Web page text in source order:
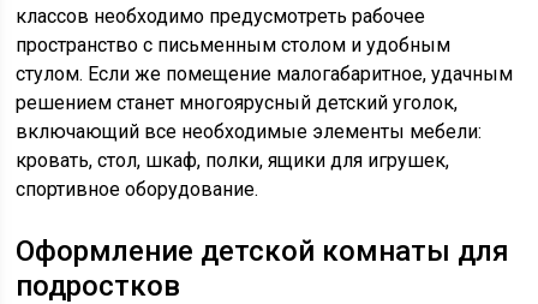
классов необходимо предусмотреть рабочее
пространство с письменным столом и удобным
стулом. Если же помещение малогабаритное, удачным
решением станет многоярусный детский уголок,
включающий все необходимые элементы мебели:
кровать, стол, шкаф, полки, ящики для игрушек,
спортивное оборудование.
Оформление детской комнаты для
подростков